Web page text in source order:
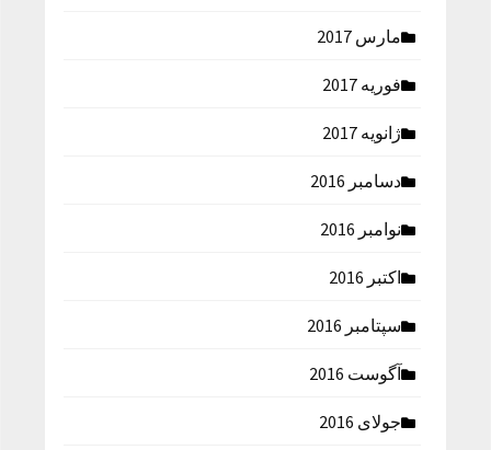
مارس 2017
فوریه 2017
ژانویه 2017
دسامبر 2016
نوامبر 2016
اکتبر 2016
سپتامبر 2016
آگوست 2016
جولای 2016